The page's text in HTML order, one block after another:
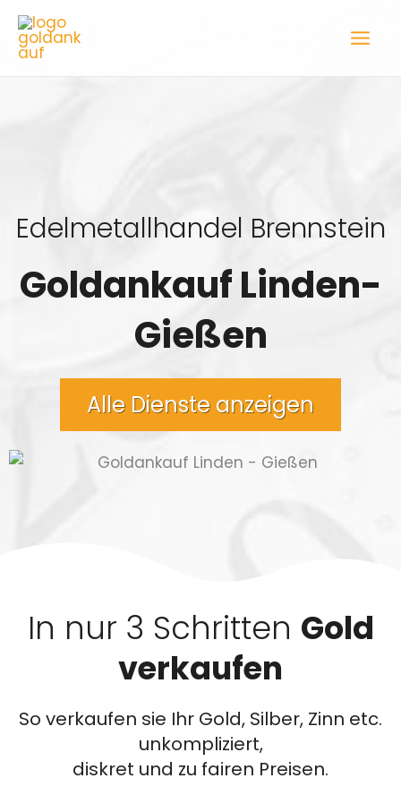
Zum
Inhalt
springen
Edelmetallhandel Brennstein
Goldankauf Linden-
Gießen
Alle Dienste anzeigen
In nur 3 Schritten Gold
verkaufen
So verkaufen sie Ihr Gold, Silber, Zinn etc.
unkompliziert,
diskret und zu fairen Preisen.